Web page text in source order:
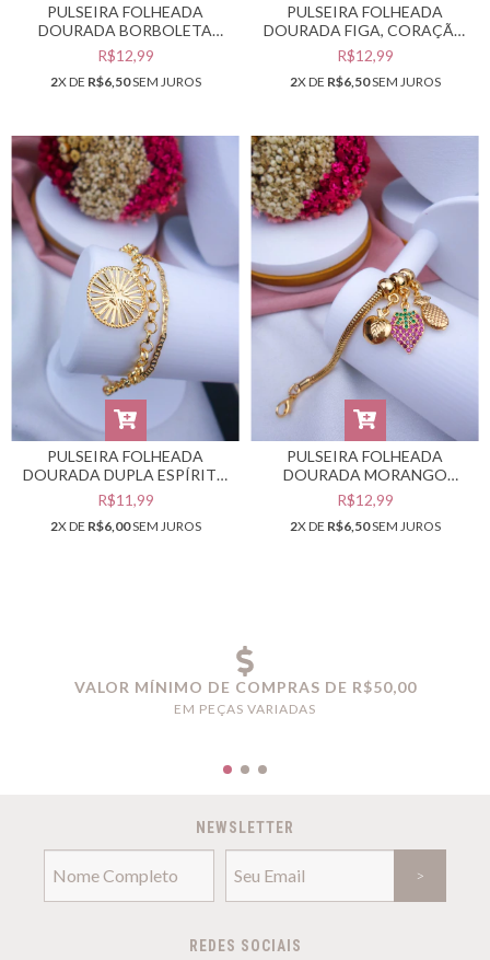
PULSEIRA FOLHEADA
DOURADA BORBOLETA
#PF0401909
R$12,99
2X DE R$6,50SEM JUROS
PULSEIRA FOLHEADA
DOURADA FIGA, CORAÇÃO
"SABEDORIA" E CRUZ
COLORIDA #PF0401908
R$12,99
2X DE R$6,50SEM JUROS
PULSEIRA FOLHEADA
DOURADA DUPLA ESPÍRITO
SANTO #PF0401877
R$11,99
2X DE R$6,00SEM JUROS
PULSEIRA FOLHEADA
DOURADA MORANGO
FRUTINHAS #PF0401662
R$12,99
2X DE R$6,50SEM JUROS
VALOR MÍNIMO DE COMPRAS DE R$50,00
EM PEÇAS VARIADAS
NEWSLETTER
REDES SOCIAIS